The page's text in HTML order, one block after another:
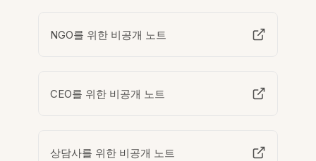
NGO를 위한 비공개 노트
CEO를 위한 비공개 노트
상담사를 위한 비공개 노트